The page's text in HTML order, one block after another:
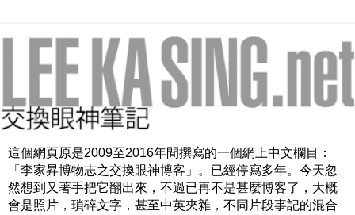
這個網頁原是2009至2016年間撰寫的一個網上中文欄目：
「李家昇博物志之交換眼神博客」。已經停寫多年。今天忽
然想到又著手把它翻出來，不過已再不是甚麼博客了，大概
會是照片，瑣碎文字，甚至中英夾雜，不同片段事記的混合